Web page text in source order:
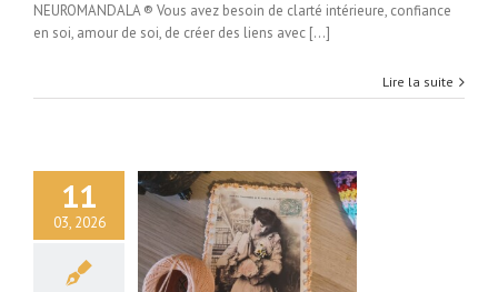
NEUROMANDALA ® Vous avez besoin de clarté intérieure, confiance
en soi, amour de soi, de créer des liens avec [...]
Lire la suite
11
03, 2026
Meyer – Les
dans l’histoire